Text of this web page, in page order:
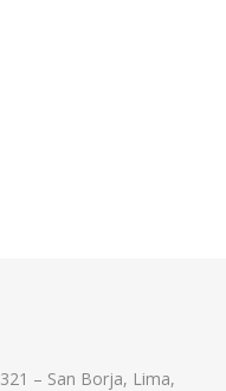
– San Borja, Lima,